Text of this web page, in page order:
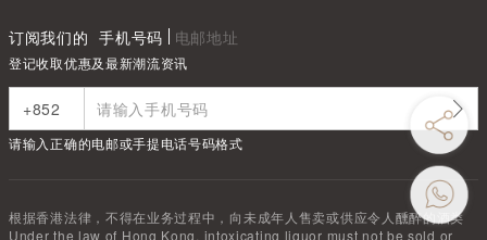
订阅我们的 手机号码 电邮地址
登记收取优惠及最新潮流资讯
请输入正确的电邮或手提电话号码格式
根据香港法律，不得在业务过程中，向未成年人售卖或供应令人醺醉的酒类
Under the law of Hong Kong, intoxicating liquor must not be sold or